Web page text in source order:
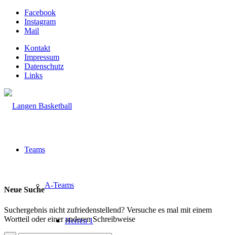
Facebook
Instagram
Mail
Kontakt
Impressum
Datenschutz
Links
Teams
A-Teams
Herren 1
Neue Suche
Suchergebnis nicht zufriedenstellend? Versuche es mal mit einem
Wortteil oder einer anderen Schreibweise